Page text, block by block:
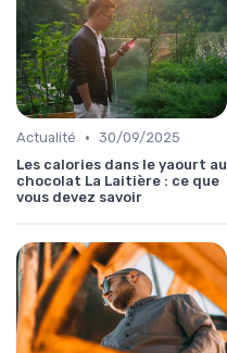
Actualité • 30/09/2025
Les calories dans le yaourt au
chocolat La Laitière : ce que
vous devez savoir